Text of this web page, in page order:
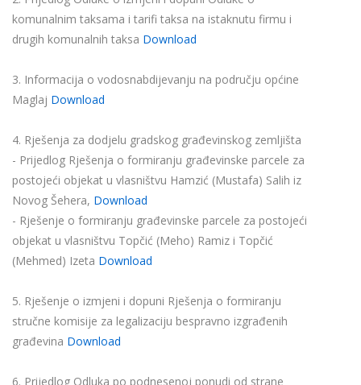
komunalnim taksama i tarifi taksa na istaknutu firmu i
drugih komunalnih taksa Download
3. Informacija o vodosnabdijevanju na području općine
Maglaj Download
4. Rješenja za dodjelu gradskog građevinskog zemljišta
- Prijedlog Rješenja o formiranju građevinske parcele za
postojeći objekat u vlasništvu Hamzić (Mustafa) Salih iz
Novog Šehera, Download
- Rješenje o formiranju građevinske parcele za postojeći
objekat u vlasništvu Topčić (Meho) Ramiz i Topčić
(Mehmed) Izeta Download
5. Rješenje o izmjeni i dopuni Rješenja o formiranju
stručne komisije za legalizaciju bespravno izgrađenih
građevina Download
6. Prijedlog Odluka po podnesenoj ponudi od strane